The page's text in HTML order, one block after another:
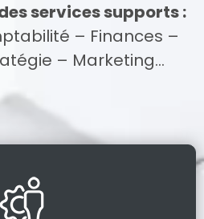
services supports :
– Finances –
– Marketing…